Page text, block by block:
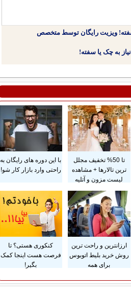
ویزیت رایگان توسط متخصص
تا 50% تخفیف مجلل
ترین تالارها + مشاهده
لیست مزون و آتلیه
با این دوره های رایگان به
راحتی وارد بازار کار شو!
ارزانترین و راحت ترین
روش خرید بلیط اتوبوس
برای همه
کنکوری هستی؟ تا
فرصت هست اینجا کمک
بگیر!